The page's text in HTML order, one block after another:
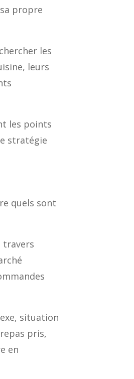
propre
les
leurs
les points
stratégie
quels sont
travers
situation
pris,
en